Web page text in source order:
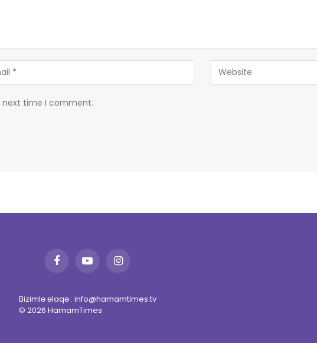
next time I comment.
FacebookYouTubeInstagram
Bizimlə əlaqə : info@hamamtimes.tv
© 2026 HamamTimes